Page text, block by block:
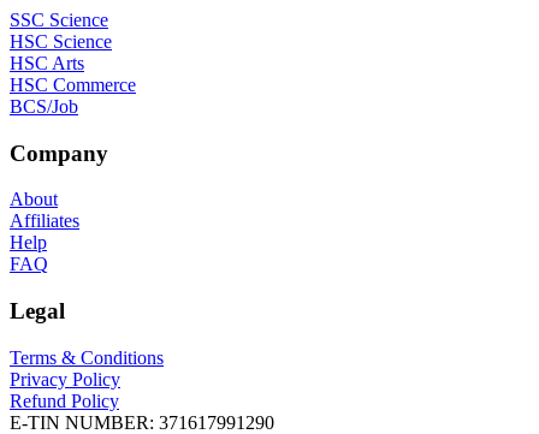
SSC Science
HSC Science
HSC Arts
HSC Commerce
BCS/Job
Company
About
Affiliates
Help
FAQ
Legal
Terms & Conditions
Privacy Policy
Refund Policy
E-TIN NUMBER: 371617991290